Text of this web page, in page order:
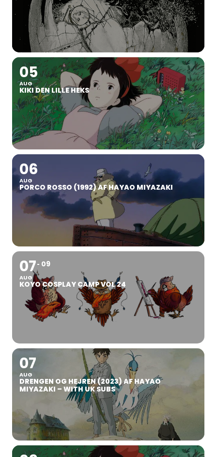
05
AUG
KIKI DEN LILLE HEKS
06
AUG
PORCO ROSSO (1992) AF HAYAO MIYAZAKI
07
AUG
09
KOYO COSPLAY CAMP VOL 24
07
AUG
DRENGEN OG HEJREN (2023) AF HAYAO
MIYAZAKI – WITH UK SUBS